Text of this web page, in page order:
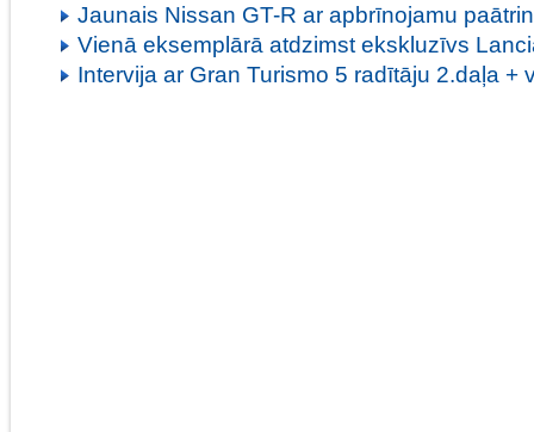
Jaunais Nissan GT-R ar apbrīnojamu
Vienā eksemplārā atdzimst ekskluzīvs
Intervija ar Gran Turismo 5 radītāju 2.daļa +